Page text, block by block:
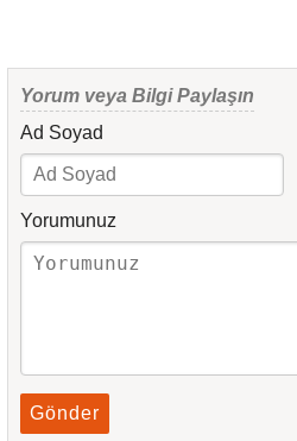
Yorum veya Bilgi Paylaşın
Ad Soyad
Yorumunuz
Gönder